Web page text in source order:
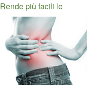
Rende più facili le